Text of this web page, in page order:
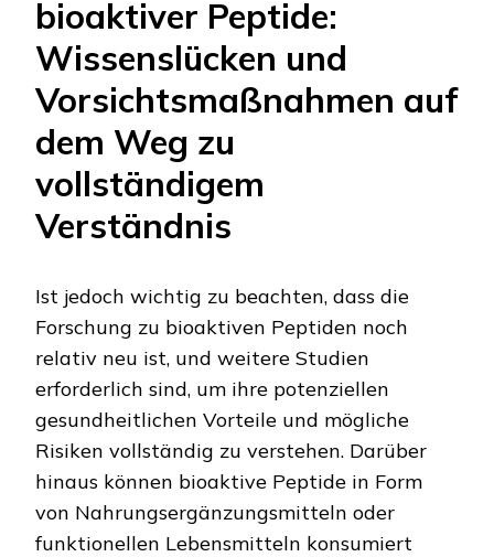
bioaktiver Peptide:
Wissenslücken und
Vorsichtsmaßnahmen auf
dem Weg zu
vollständigem
Verständnis
Ist jedoch wichtig zu beachten, dass die
Forschung zu bioaktiven Peptiden noch
relativ neu ist, und weitere Studien
erforderlich sind, um ihre potenziellen
gesundheitlichen Vorteile und mögliche
Risiken vollständig zu verstehen. Darüber
hinaus können bioaktive Peptide in Form
von Nahrungsergänzungsmitteln oder
funktionellen Lebensmitteln konsumiert